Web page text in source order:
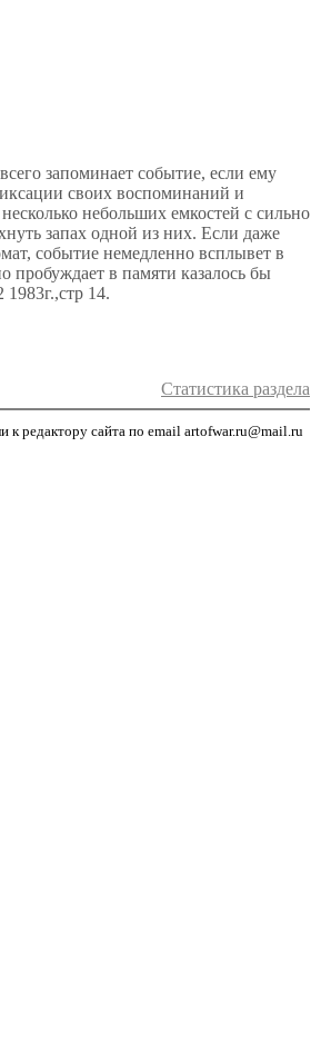
запоминает событие, если ему
своих воспоминаний и
небольших емкостей с сильно
запах одной из них. Если даже
событие немедленно всплывет в
пробуждает в памяти казалось бы
14.
Статистика раздела
к редактору сайта по email artofwar.ru@mail.ru